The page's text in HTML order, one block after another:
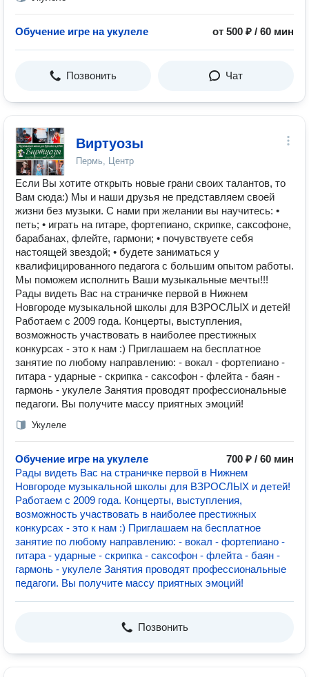
Обучение игре на укулеле от 500 ₽ / 60 мин
Позвонить Чат
Виртуозы
Пермь, Центр
Если Вы хотите открыть новые грани своих талантов, то
Вам сюда:) Мы и наши друзья не представляем своей
жизни без музыки. С нами при желании вы научитесь: •
петь; • играть на гитаре, фортепиано, скрипке, саксофоне,
барабанах, флейте, гармони; • почувствуете себя
настоящей звездой; • будете заниматься у
квалифицированного педагога с большим опытом работы.
Мы поможем исполнить Ваши музыкальные мечты!!!
Рады видеть Вас на страничке первой в Нижнем
Новгороде музыкальной школы для ВЗРОСЛЫХ и детей!
Работаем с 2009 года. Концерты, выступления,
возможность участвовать в наиболее престижных
конкурсах - это к нам :) Приглашаем на бесплатное
занятие по любому направлению: - вокал - фортепиано -
гитара - ударные - скрипка - саксофон - флейта - баян -
гармонь - укулеле Занятия проводят профессиональные
педагоги. Вы получите массу приятных эмоций!
Укулеле
Обучение игре на укулеле
700 ₽ / 60 мин
Рады видеть Вас на страничке первой в Нижнем
Новгороде музыкальной школы для ВЗРОСЛЫХ и детей!
Работаем с 2009 года. Концерты, выступления,
возможность участвовать в наиболее престижных
конкурсах - это к нам :) Приглашаем на бесплатное
занятие по любому направлению: - вокал - фортепиано -
гитара - ударные - скрипка - саксофон - флейта - баян -
гармонь - укулеле Занятия проводят профессиональные
педагоги. Вы получите массу приятных эмоций!
Позвонить